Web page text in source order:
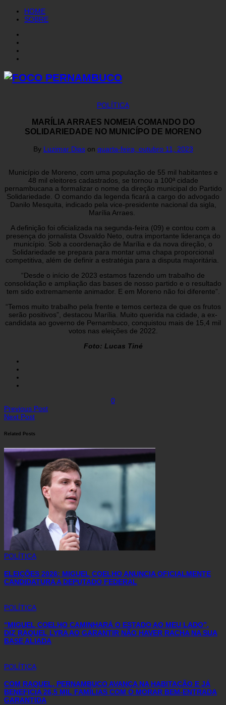
HOME
SOBRE
POLÍTICA
MARÍLIA ARRAES NOMEIA COMANDO DO
SOLIDARIEDADE NO MUNICÍPO DE MORENO
By Luzimar Dias on quarta-feira, outubro 11, 2023
Município de Moreno, com uma população de 55 mil habitantes e
48 mil eleitores cadastrados, se tornou a 100ª cidade
pernambucana a formalizar o nome da direção municipal do Partido
Solidariedade. O comando da legenda ficará a cargo do advogado
Danilo Mesquita, indicado pela vice-presidente nacional da sigla,
Marília Arraes.
A definição foi oficializada na segunda-feira (09) e contou com a
presença do jornalista Osvaldo Neto, outra importante liderança do
município. Sob a coordenação de Marília e da nova direção, o
Solidariedade se prepara para montar uma chapa proporcional
competitiva, além de definir a estratégia para a disputa majoritária.
“Desde o início de 2023 estamos fazendo um trabalho de
consolidação e ampliação das bases de nosso partido e o resultado
tem sido extremamente animador. E em Moreno não foi diferente”.
“Temos muito trabalho pela frente e temos certeza de que os frutos
serão positivos”, destacou Marília. Muito querida na cidade, a ex-
candidata ao governo de Pernambuco, conquistou mais de 15,4 mil
votos nas eleições de 2022.
Foto: Lucas Tiné
0
Previous Post
Next Post
Related Posts
POLÍTICA
ELEIÇÕES 2026: MIGUEL COELHO ANUNCIA OFICIALMENTE
CANDIDATURA A DEPUTADO FEDERAL
POLÍTICA
“MIGUEL COELHO CAMINHARÁ O ESTADO AO MEU LADO”,
DIZ RAQUEL LYRA AO GARANTIR NÃO HAVER RACHA NA SUA
BASE ALIADA
POLÍTICA
COM RAQUEL, PERNAMBUCO AVANÇA NA HABITAÇÃO E JÁ
BENEFICIA 26,5 MIL FAMÍLIAS COM O MORAR BEM-ENTRADA
GARANTIDA